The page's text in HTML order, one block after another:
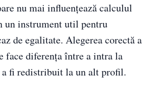
nu mai influențează calculul
un instrument util pentru
de egalitate. Alegerea corectă a
face diferența între a intra la
fi redistribuit la un alt profil.